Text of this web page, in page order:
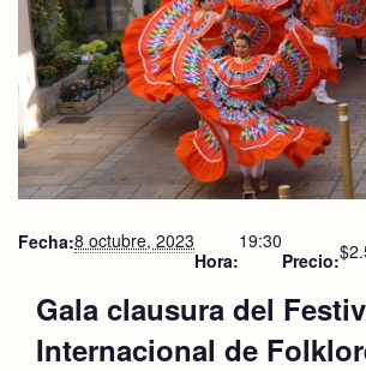
Fecha:8 octubre, 2023
Hora:
19:30
Precio:
Gala clausura del
Internacional de